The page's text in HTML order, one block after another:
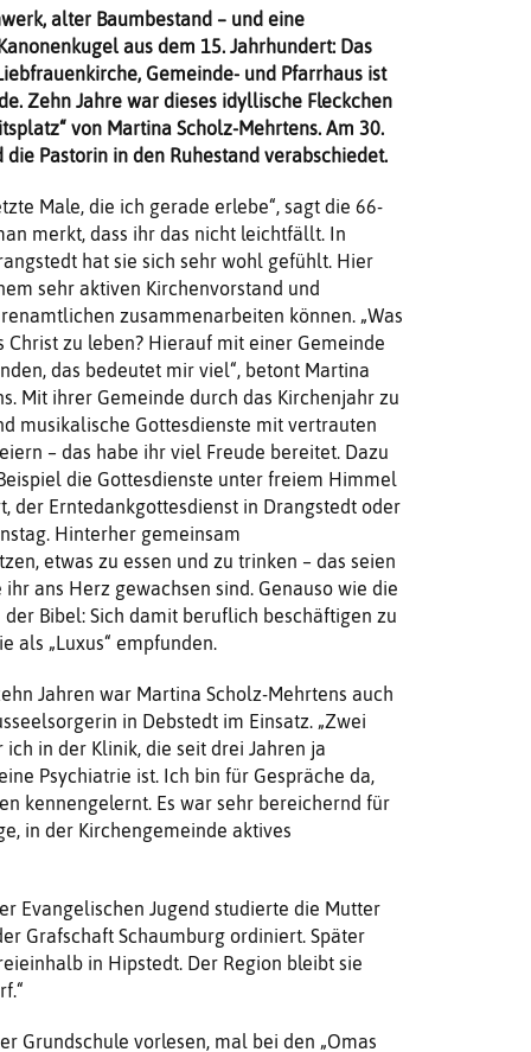
alter Baumbestand – und eine
aus dem 15. Jahrhundert: Das
Gemeinde- und Pfarrhaus ist
Zehn Jahre war dieses idyllische Fleckchen
von Martina Scholz-Mehrtens. Am 30.
Pastorin in den Ruhestand verabschiedet.
Male, die ich gerade erlebe“, sagt die 66-
merkt, dass ihr das nicht leichtfällt. In
hat sie sich sehr wohl gefühlt. Hier
sehr aktiven Kirchenvorstand und
zusammenarbeiten können. „Was
Christ zu leben? Hierauf mit einer Gemeinde
das bedeutet mir viel“, betont Martina
Mit ihrer Gemeinde durch das Kirchenjahr zu
musikalische Gottesdienste mit vertrauten
– das habe ihr viel Freude bereitet. Dazu
die Gottesdienste unter freiem Himmel
der Erntedankgottesdienst in Drangstedt oder
Hinterher gemeinsam
etwas zu essen und zu trinken – das seien
ans Herz gewachsen sind. Genauso wie die
der Bibel: Sich damit beruflich beschäftigen zu
als „Luxus“ empfunden.
Jahren war Martina Scholz-Mehrtens auch
in Debstedt im Einsatz. „Zwei
ich in der Klinik, die seit drei Jahren ja
Psychiatrie ist. Ich bin für Gespräche da,
kennengelernt. Es war sehr bereichernd für
in der Kirchengemeinde aktives
Evangelischen Jugend studierte die Mutter
Grafschaft Schaumburg ordiniert. Später
in Hipstedt. Der Region bleibt sie
Grundschule vorlesen, mal bei den „Omas